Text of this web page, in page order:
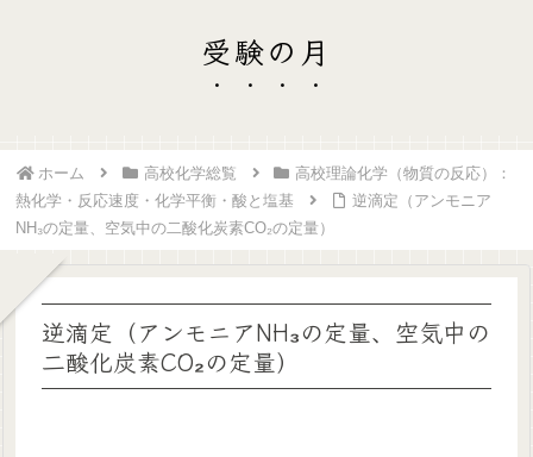
受験の月
ホーム 高校化学総覧
高校理論化学（物質の反応）：
熱化学・反応速度・化学平衡・酸と塩基
逆滴定（アンモニア
NH₃の定量、空気中の二酸化炭素CO₂の定量）
逆滴定（アンモニアNH₃の定量、空気中の
二酸化炭素CO₂の定量）